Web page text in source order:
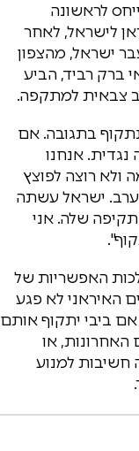
לראשונה
לישראל, לאחר
ישראל, מהצפון
ברק רביד, הביע
צבאית למתקפה.
בתגובה. אם
נגדית. אנחנו
ולא רוצה לפוצץ
ישראל עשתה
שלה. אני
האפשריות של
האיראני לא פגע
ביבי יתקוף אותם
כמו ב־47 השנים האחרונות, או
חשיבות למנוע